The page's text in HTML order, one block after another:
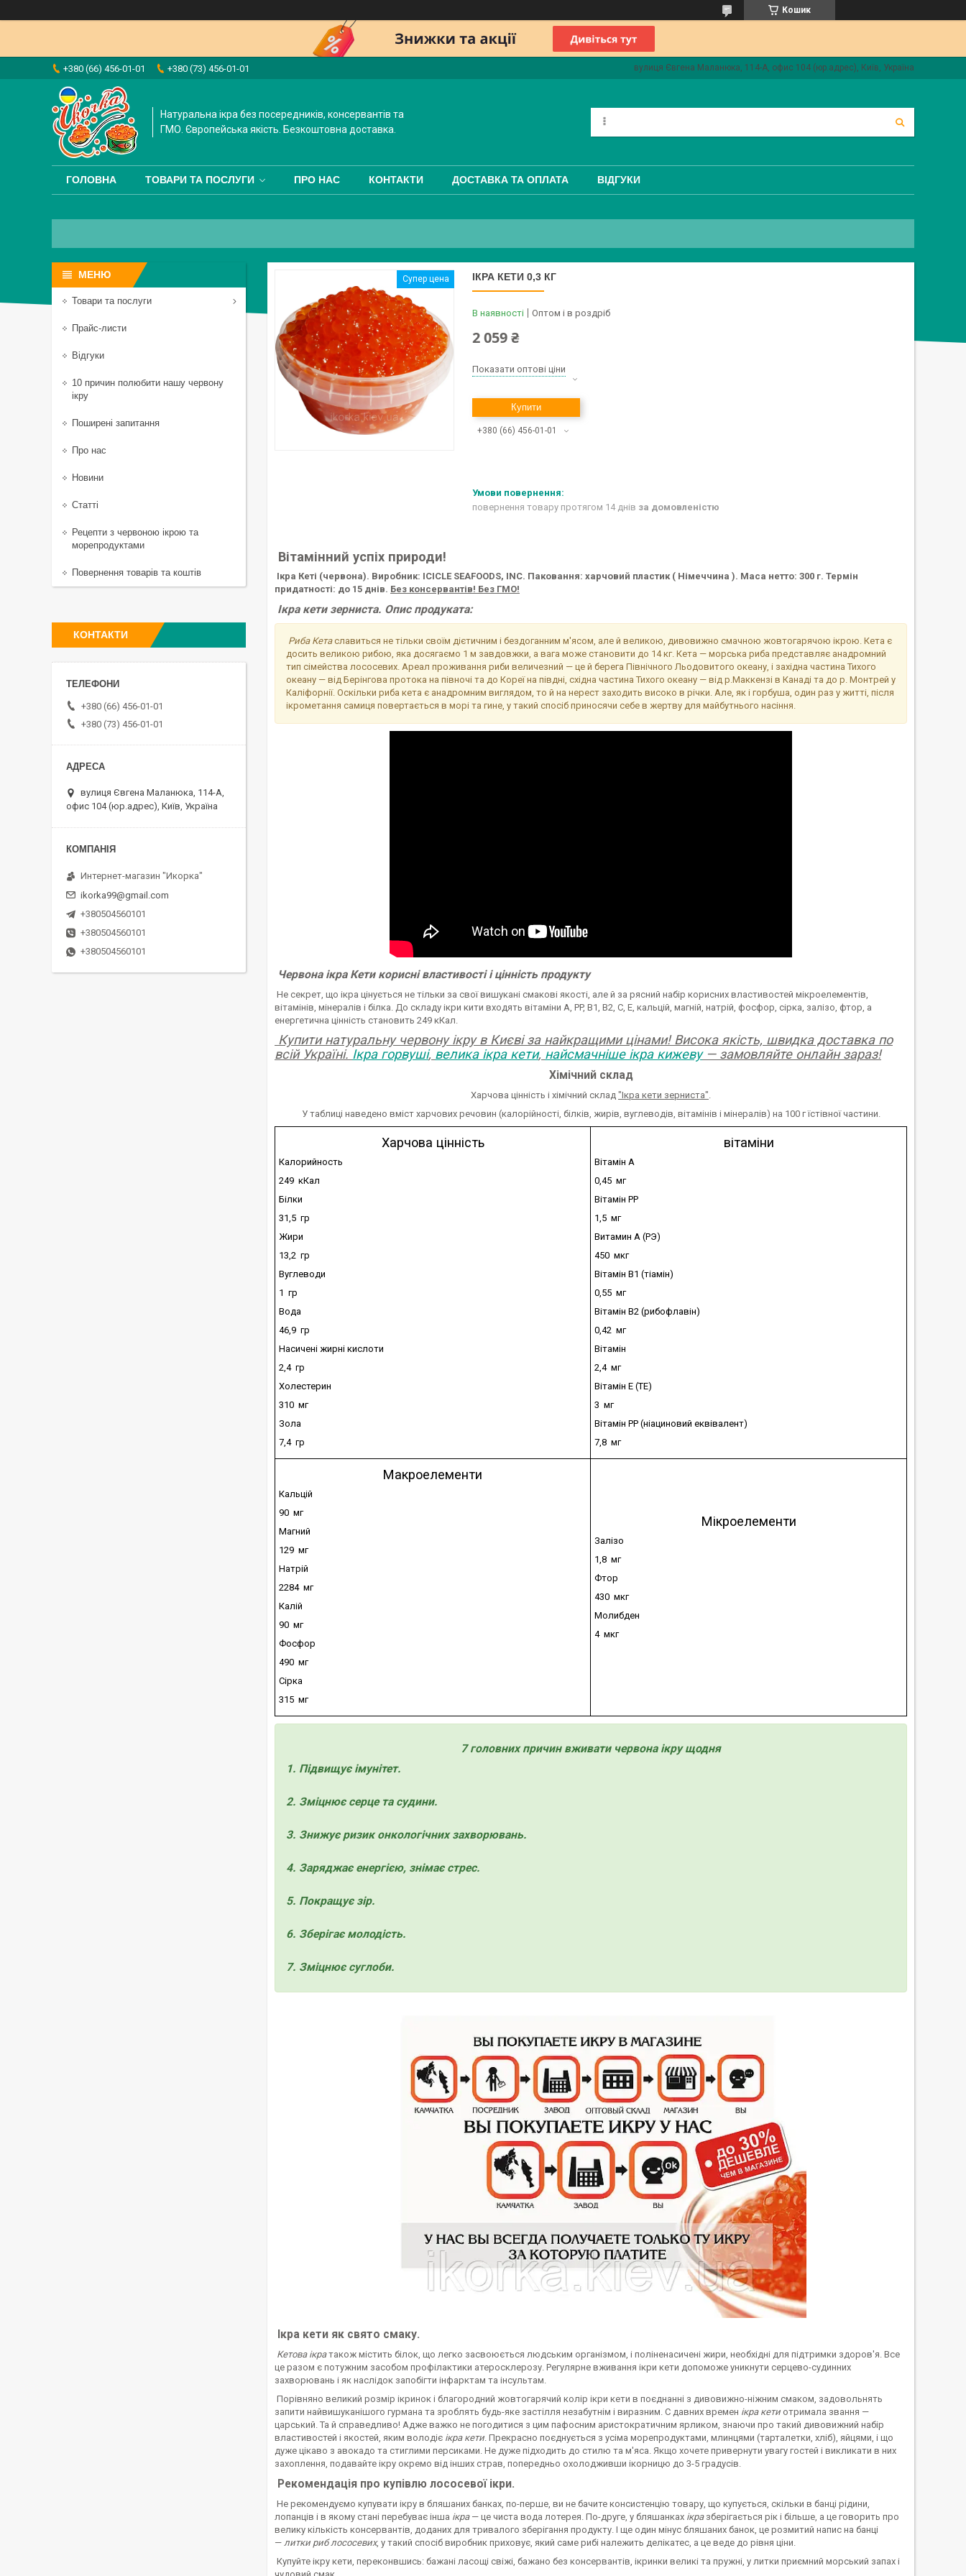
Кошик
+380 (66) 456-01-01 +380 (73) 456-01-01 вулиця Євгена Маланюка, 114-А, офис 104 (юр.адрес), Київ, Україна
Натуральна ікра без посередників, консервантів та
ГМО. Європейська якість. Безкоштовна доставка.
ГОЛОВНА ТОВАРИ ТА ПОСЛУГИ ПРО НАС КОНТАКТИ ДОСТАВКА ТА ОПЛАТА ВІДГУКИ
Супер цена ІКРА КЕТИ 0,3 КГ
В наявності Оптом і в роздріб
2 059 ₴
Показати оптові ціни
Купити
+380 (66) 456-01-01
повернення товару протягом 14 днів за домовленістю
Вітамінний успіх природи!
Ікра Кеті (червона). Виробник: ICICLE SEAFOODS, INC. Паковання: харчовий пластик ( Німеччина ). Маса нетто: 300 г. Термін
придатності: до 15 днів. Без консервантів! Без ГМО!
Ікра кети зерниста. Опис продуката:
Риба Кетаславиться не тільки своїм дієтичним і бездоганним м'ясом, але й великою, дивовижно смачною жовтогарячою ікрою. Кета є
досить великою рибою, яка досягаємо 1 м завдовжки, а вага може становити до 14 кг. Кета — морська риба представляє анадромний
тип сімейства лососевих. Ареал проживання риби величезний — це й берега Північного Льодовитого океану, і західна частина Тихого
океану — від Берінгова протока на півночі та до Кореї на півдні, східна частина Тихого океану — від р.Маккензі в Канаді та до р. Монтрей у
Каліфорнії. Оскільки риба кета є анадромним виглядом, то й на нерест заходить високо в річки. Але, як і горбуша, один раз у житті, після
ікрометання самиця повертається в морі та гине, у такий спосіб приносячи себе в жертву для майбутнього насіння.
Червона ікра Кети корисні властивості і цінність продукту
Не секрет, що ікра цінується не тільки за свої вишукані смакові якості, але й за рясний набір корисних властивостей мікроелементів,
вітамінів, мінералів і білка. До складу ікри кити входять вітаміни А, PP, B1, B2, C, E, кальцій, магній, натрій, фосфор, сірка, залізо, фтор, а
енергетична цінність становить 249 кКал.
Купити натуральну червону ікру в Києві за найкращими цінами! Висока якість, швидка доставка по
всій Україні. Ікра горвуші, велика ікра кети, найсмачніше ікра кижеву— замовляйте онлайн зараз!
Хімічний склад
Харчова цінність і хімічний склад "Ікра кети зерниста".
У таблиці наведено вміст харчових речовин (калорійності, білків, жирів, вуглеводів, вітамінів і мінералів) на 100 г їстівної частини.
Харчова цінність
Калорийность
249 кКал
Білки
31,5 гр
Жири
13,2 гр
Вуглеводи
1 гр
Вода
46,9 гр
Насичені жирні кислоти
2,4 гр
Холестерин
310 мг
Зола
7,4 гр
вітаміни
Вітамін A
0,45 мг
Вітамін PP
1,5 мг
Витамин A (РЭ)
450 мкг
Вітамін B1 (тіамін)
0,55 мг
Вітамін B2 (рибофлавін)
0,42 мг
Вітамін
2,4 мг
Вітамін E (ТЕ)
3 мг
Вітамін PP (ніациновий еквівалент)
7,8 мг
Макроелементи
Кальцій
90 мг
Магний
129 мг
Натрій
2284 мг
Калій
90 мг
Фосфор
490 мг
Сірка
315 мг
Мікроелементи
Залізо
1,8 мг
Фтор
430 мкг
Молибден
4 мкг
7 головних причин вживати червона ікру щодня
1. Підвищує імунітет.
2. Зміцнює серце та судини.
3. Знижує ризик онкологічних захворювань.
4. Заряджає енергією, знімає стрес.
5. Покращує зір.
6. Зберігає молодість.
7. Зміцнює суглоби.
Ікра кети як свято смаку.
Кетова ікратакож містить білок, що легко засвоюється людським організмом, і поліненасичені жири, необхідні для підтримки здоров'я. Все
це разом є потужним засобом профілактики атеросклерозу. Регулярне вживання ікри кети допоможе уникнути серцево-судинних
захворювань і як наслідок запобігти інфарктам та інсультам.
Порівняно великий розмір ікринок і благородний жовтогарячий колір ікри кети в поєднанні з дивовижно-ніжним смаком, задовольнять
запити найвишуканішого гурмана та зроблять будь-яке застілля незабутнім і виразним. С давних времен ікра кети отримала звання —
царський. Та й справедливо! Адже важко не погодитися з цим пафосним аристократичним ярликом, знаючи про такий дивовижний набір
властивостей і якостей, яким володіє ікра кети. Прекрасно поєднується з усіма морепродуктами, млинцями (тарталетки, хліб), яйцями, і що
дуже цікаво з авокадо та стиглими персиками. Не дуже підходить до стилю та м'яса. Якщо хочете привернути увагу гостей і викликати в них
захоплення, подавайте ікру окремо від інших страв, попередньо охолодживши ікорницю до 3-5 градусів.
Рекомендація про купівлю лососевої ікри.
Не рекомендуємо купувати ікру в бляшаних банках, по-перше, ви не бачите консистенцію товару, що купується, скільки в банці рідини,
лопанців і в якому стані перебуває інша ікра— це чиста вода лотерея. По-друге, у бляшанках ікра зберігається рік і більше, а це говорить про
велику кількість консервантів, доданих для тривалого зберігання продукту. І ще один мінус бляшаних банок, це розмитий напис на банці
— литки риб лососевих, у такий спосіб виробник приховує, який саме рибі належить делікатес, а це веде до рівня ціни.
Купуйте ікру кети, переконвшись: бажані ласощі свіжі, бажано без консервантів, ікринки великі та пружні, у литки приємний морський запах і
Товари та послуги
Прайс-листи
Відгуки
10 причин полюбити нашу червону
ікру
Поширені запитання
Про нас
Новини
Статті
Рецепти з червоною ікрою та
морепродуктами
Повернення товарів та коштів
КОНТАКТИ
+380 (66) 456-01-01
+380 (73) 456-01-01
вулиця Євгена Маланюка, 114-А,
офис 104 (юр.адрес), Київ, Україна
Интернет-магазин "Икорка"
ikorka99@gmail.com
+380504560101
+380504560101
+380504560101